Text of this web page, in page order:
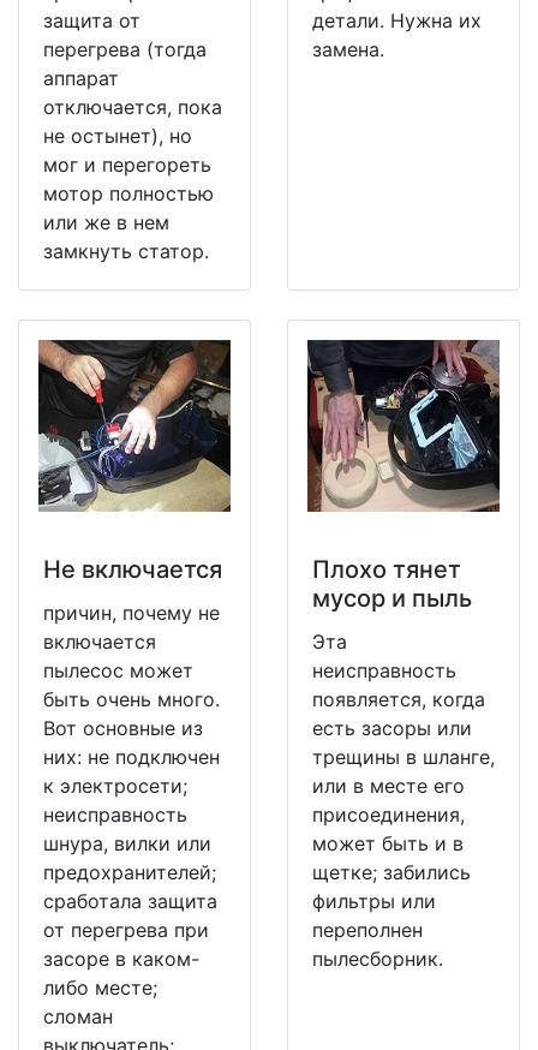
защита от
перегрева (тогда
аппарат
отключается, пока
не остынет), но
мог и перегореть
мотор полностью
или же в нем
замкнуть статор.
детали. Нужна их
замена.
Не включается
причин, почему не
включается
пылесос может
быть очень много.
Вот основные из
них: не подключен
к электросети;
неисправность
шнура, вилки или
предохранителей;
сработала защита
от перегрева при
засоре в каком-
либо месте;
сломан
Плохо тянет
мусор и пыль
Эта
неисправность
появляется, когда
есть засоры или
трещины в шланге,
или в месте его
присоединения,
может быть и в
щетке; забились
фильтры или
переполнен
пылесборник.